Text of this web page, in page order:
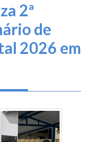
2ª
de
2026 em